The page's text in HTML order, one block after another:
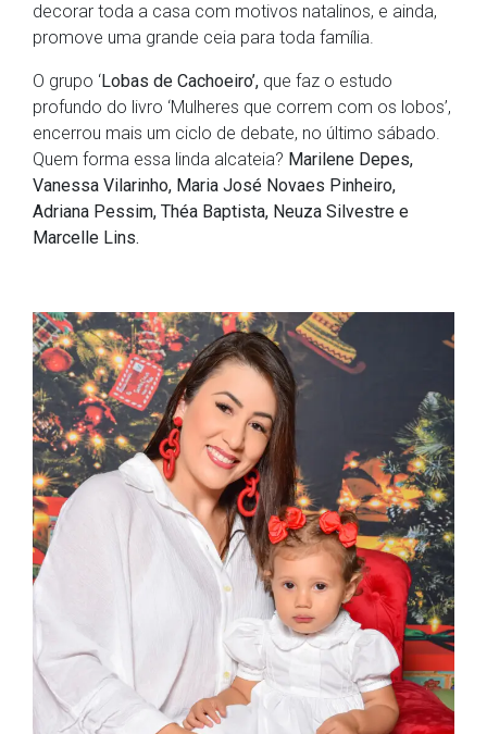
decorar toda a casa com motivos natalinos, e ainda,
promove uma grande ceia para toda família.
O grupo ‘Lobas de Cachoeiro’, que faz o estudo
profundo do livro ‘Mulheres que correm com os lobos’,
encerrou mais um ciclo de debate, no último sábado.
Quem forma essa linda alcateia? Marilene Depes,
Vanessa Vilarinho, Maria José Novaes Pinheiro,
Adriana Pessim, Théa Baptista, Neuza Silvestre e
Marcelle Lins.